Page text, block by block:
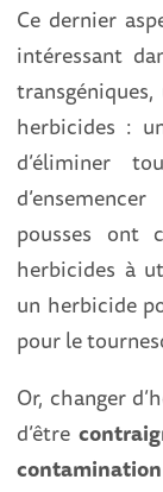
Ce dernier
intéressant
herbicides :
d’éliminer
pousses ont
herbicides à
un herbicide
pour le
Or, changer
d’être
contamination